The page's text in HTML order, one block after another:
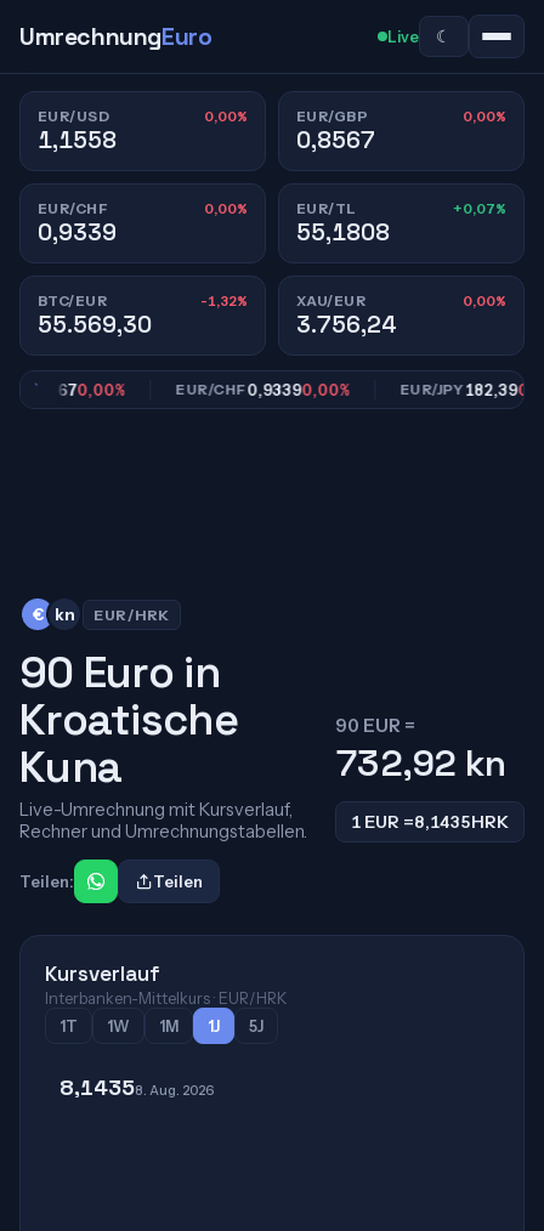
UmrechnungEuro Live ☾
EUR/USD 0,00%
1,1558
EUR/GBP 0,00%
0,8567
EUR/CHF 0,00%
0,9339
EUR/TL +0,07%
55,1808
BTC/EUR -1,32%
55.569,30
XAU/EUR 0,00%
3.756,24
0,8567 0,00% EUR/CHF0,93390,00% EUR/JPY182,390,00%
€ kn EUR/HRK
90 Euro in
Kroatische
Kuna
Live-Umrechnung mit Kursverlauf,
Rechner und Umrechnungstabellen.
90 EUR =
732,92 kn
1 EUR =8,1435HRK
Teilen: Teilen
Kursverlauf
Interbanken-Mittelkurs · EUR/HRK
1T
1W 1M 1J 5J
8,14358. Aug. 2026